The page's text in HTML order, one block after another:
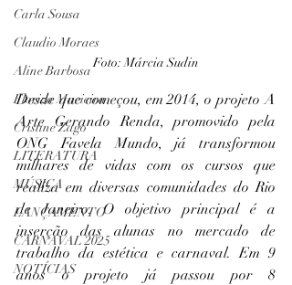
Carla Sousa
Claudio Moraes
Aline Barbosa
Floriza Macieira
Cristine Zago
LITERATURA
MÚSICA
LANÇAMENTO
CARNAVAL 2025
NOTÍCIAS
Foto: Márcia Sudin
Desde que começou, em 2014, o projeto A
Arte Gerando Renda, promovido pela
ONG Favela Mundo, já transformou
milhares de vidas com os cursos que
realiza em diversas comunidades do Rio
de Janeiro. O objetivo principal é a
inserção das alunas no mercado de
trabalho da estética e carnaval. Em 9
anos o projeto já passou por 8